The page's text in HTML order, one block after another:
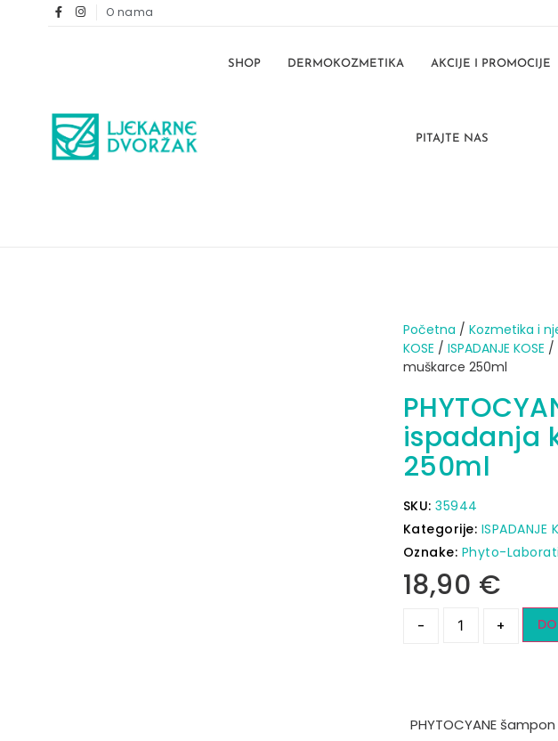
O nama
SHOP DERMOKOZMETIKA AKCIJE I PROMOCIJE
PITAJTE NAS
Početna / Kozmetika i
KOSE / ISPADANJE KOSE /
muškarce 250ml
ispadanja
250ml
SKU: 35944
Kategorije: ISPADANJE
Oznake: Phyto-
18,90 €
- +
PHYTOCYANE